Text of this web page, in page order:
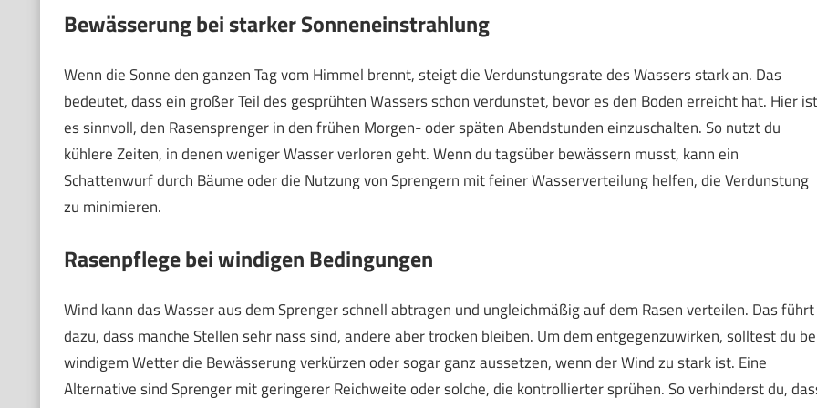
Bewässerung bei starker Sonneneinstrahlung
Wenn die Sonne den ganzen Tag vom Himmel brennt, steigt die Verdunstungsrate des Wassers stark an. Das
bedeutet, dass ein großer Teil des gesprühten Wassers schon verdunstet, bevor es den Boden erreicht hat. Hier ist
es sinnvoll, den Rasensprenger in den frühen Morgen- oder späten Abendstunden einzuschalten. So nutzt du
kühlere Zeiten, in denen weniger Wasser verloren geht. Wenn du tagsüber bewässern musst, kann ein
Schattenwurf durch Bäume oder die Nutzung von Sprengern mit feiner Wasserverteilung helfen, die Verdunstung
zu minimieren.
Rasenpflege bei windigen Bedingungen
Wind kann das Wasser aus dem Sprenger schnell abtragen und ungleichmäßig auf dem Rasen verteilen. Das führt
dazu, dass manche Stellen sehr nass sind, andere aber trocken bleiben. Um dem entgegenzuwirken, solltest du
windigem Wetter die Bewässerung verkürzen oder sogar ganz aussetzen, wenn der Wind zu stark ist. Eine
Alternative sind Sprenger mit geringerer Reichweite oder solche, die kontrollierter sprühen. So verhinderst du,